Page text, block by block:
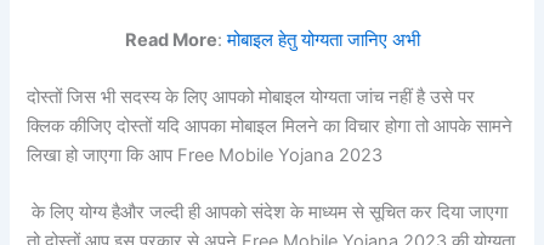
Read More:मोबाइल हेतु योग्यता जानिए अभी
दोस्तों जिस भी सदस्य के लिए आपको मोबाइल योग्यता जांच नहीं है उसे पर
क्लिक कीजिए दोस्तों यदि आपका मोबाइल मिलने का विचार होगा तो आपके सामने
लिखा हो जाएगा कि आप Free Mobile Yojana 2023
के लिए योग्य हैऔर जल्दी ही आपको संदेश के माध्यम से सूचित कर दिया जाएगा